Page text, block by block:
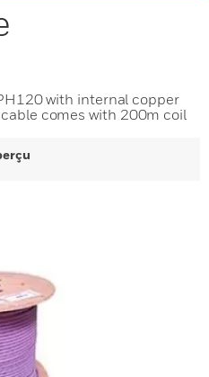
with internal copper
comes with 200m coil